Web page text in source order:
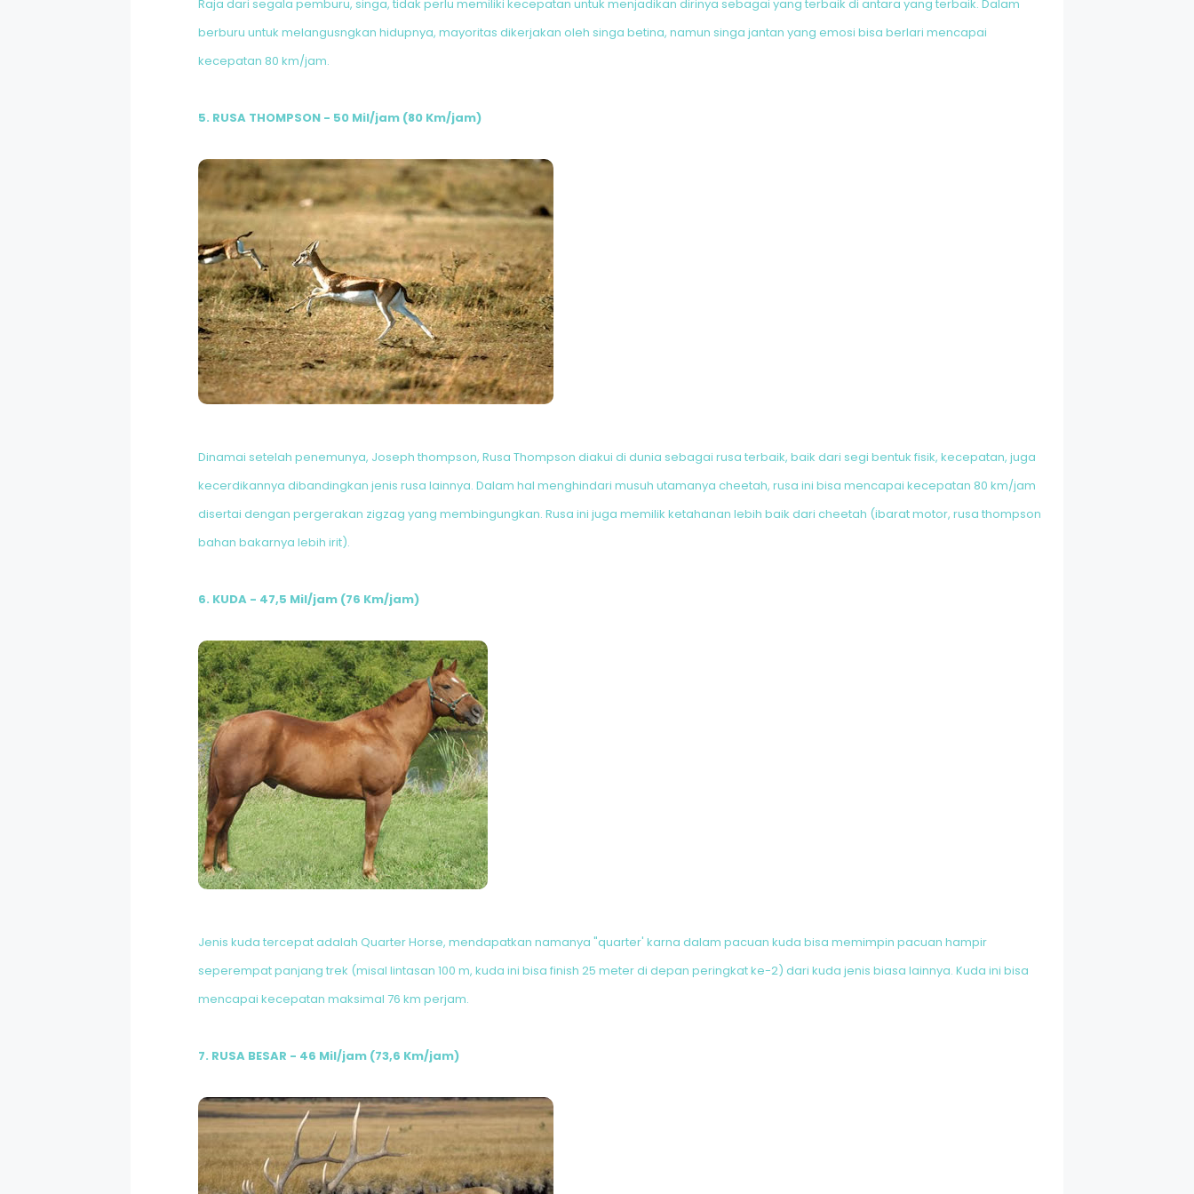
Raja dari segala pemburu, singa, tidak perlu memiliki kecepatan untuk menjadikan dirinya sebagai yang terbaik di antara yang terbaik. Dalam
berburu untuk melangusngkan hidupnya, mayoritas dikerjakan oleh singa betina, namun singa jantan yang emosi bisa berlari mencapai
kecepatan 80 km/jam.
5. RUSA THOMPSON - 50 Mil/jam (80 Km/jam)
Dinamai setelah penemunya, Joseph thompson, Rusa Thompson diakui di dunia sebagai rusa terbaik, baik dari segi bentuk fisik, kecepatan, juga
kecerdikannya dibandingkan jenis rusa lainnya. Dalam hal menghindari musuh utamanya cheetah, rusa ini bisa mencapai kecepatan 80 km/jam
disertai dengan pergerakan zigzag yang membingungkan. Rusa ini juga memilik ketahanan lebih baik dari cheetah (ibarat motor, rusa thompson
bahan bakarnya lebih irit).
6. KUDA - 47,5 Mil/jam (76 Km/jam)
Jenis kuda tercepat adalah Quarter Horse, mendapatkan namanya "quarter' karna dalam pacuan kuda bisa memimpin pacuan hampir
seperempat panjang trek (misal lintasan 100 m, kuda ini bisa finish 25 meter di depan peringkat ke-2) dari kuda jenis biasa lainnya. Kuda ini bisa
mencapai kecepatan maksimal 76 km perjam.
7. RUSA BESAR - 46 Mil/jam (73,6 Km/jam)